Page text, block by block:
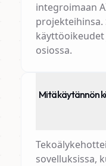
integroimaan
projekteihinsa.
osiossa.
Mitä käytännön
sovelluksissa,